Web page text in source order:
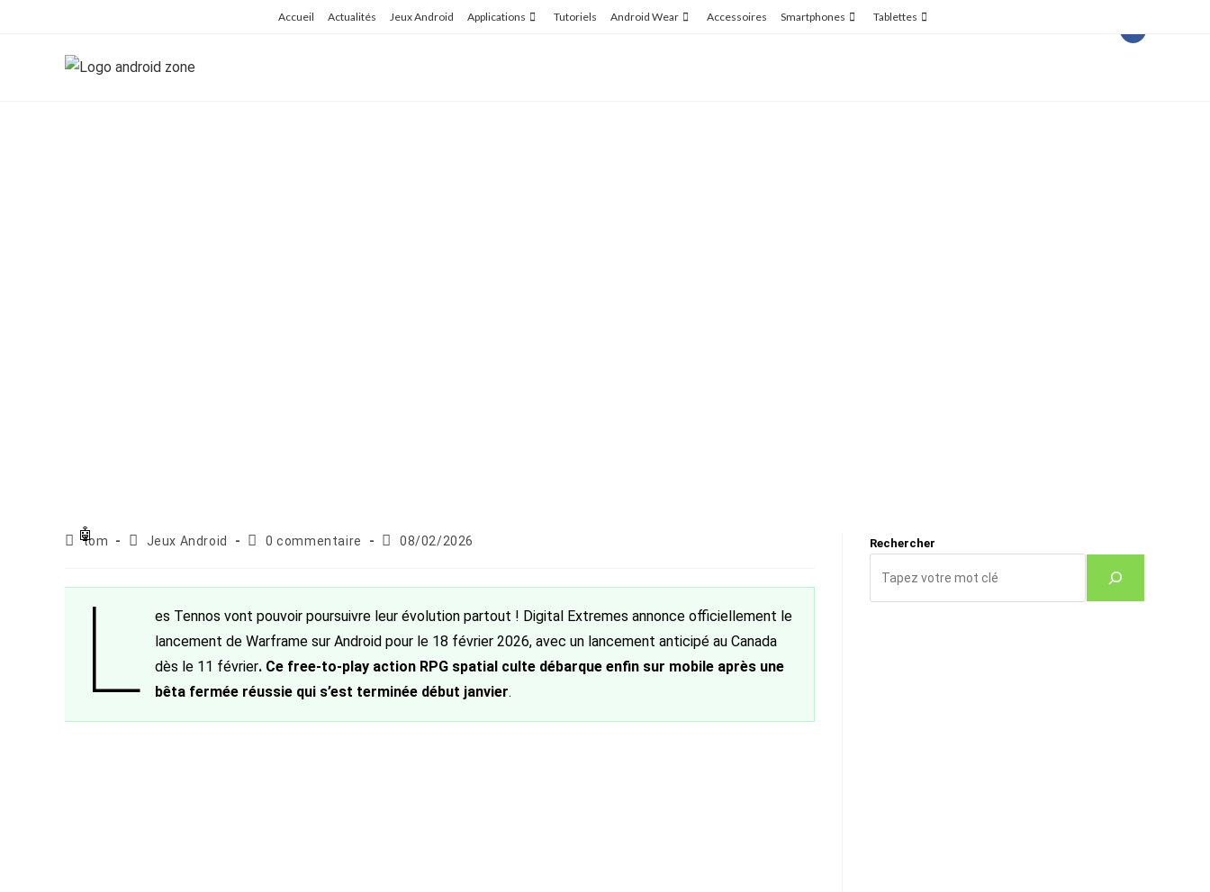
Accueil Actualités Jeux Android Applications Tutoriels Android Wear Accessoires Smartphones Tablettes
Auteur/autrice
publication :
tom
PostJeux Android
Commentaires
publication :
0 commentaire
Publication
08/02/2026
L
es Tennos vont pouvoir poursuivre leur évolution partout ! Digital Extremes annonce officiellement le
lancement de Warframe sur Android pour le 18 février 2026, avec un lancement anticipé au Canada
dès le 11 février. Ce free-to-play action RPG spatial culte débarque enfin sur mobile après une
bêta fermée réussie qui s’est terminée début janvier.
Rechercher